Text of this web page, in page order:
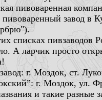
пивоваренная
пивоваренный завод в
списках пивзаводов
А ларчик просто
г. Моздок, ст.
г. Моздок, ул.
и такие разные